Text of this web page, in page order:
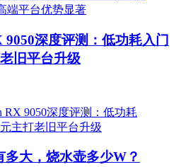
9050深度评测：低功耗入门
旧平台升级
多大，烧水壶多少W？